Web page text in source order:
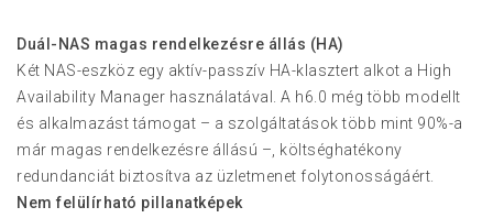
Duál-NAS magas rendelkezésre állás (HA)
Két NAS-eszköz egy aktív-passzív HA-klasztert alkot a High
Availability Manager használatával. A h6.0 még több modellt
és alkalmazást támogat – a szolgáltatások több mint 90%-a
már magas rendelkezésre állású –, költséghatékony
redundanciát biztosítva az üzletmenet folytonosságáért.
Nem felülírható pillanatképek